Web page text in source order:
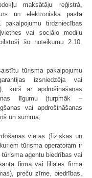
maksātāju reģistrā,
un elektroniskā pasta
tirdzniecības
vai sociālo mediju
šo noteikumu 2.10.
tūrisma pakalpojumu
izsniedzēja vai
kurš ar apdrošināšanas
līgumu (turpmāk –
vai apdrošināšanas
un summa;
vietas (fiziskas un
tūrisma operatoram ir
aģentu biedrības vai
firma vai filiāles firma
preču zīme, biedrības,